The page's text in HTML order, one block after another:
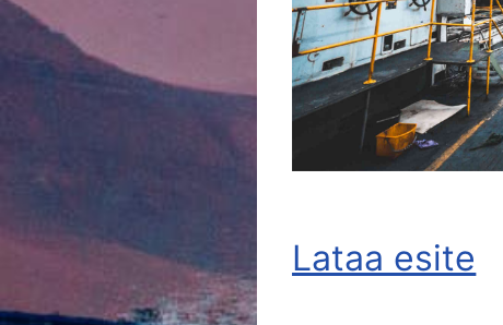
Lataa esite